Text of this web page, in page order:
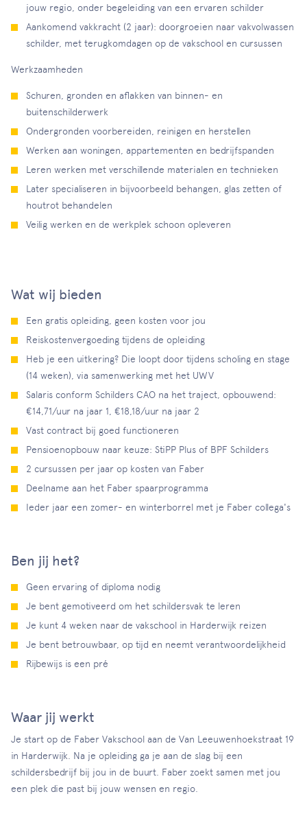
jouw regio, onder begeleiding van een ervaren schilder
Aankomend vakkracht (2 jaar): doorgroeien naar vakvolwassen
schilder, met terugkomdagen op de vakschool en cursussen
Werkzaamheden
Schuren, gronden en aflakken van binnen- en
buitenschilderwerk
Ondergronden voorbereiden, reinigen en herstellen
Werken aan woningen, appartementen en bedrijfspanden
Leren werken met verschillende materialen en technieken
Later specialiseren in bijvoorbeeld behangen, glas zetten of
houtrot behandelen
Veilig werken en de werkplek schoon opleveren
Wat wij bieden
Een gratis opleiding, geen kosten voor jou
Reiskostenvergoeding tijdens de opleiding
Heb je een uitkering? Die loopt door tijdens scholing en stage
(14 weken), via samenwerking met het UWV
Salaris conform Schilders CAO na het traject, opbouwend:
€14,71/uur na jaar 1, €18,18/uur na jaar 2
Vast contract bij goed functioneren
Pensioenopbouw naar keuze: StiPP Plus of BPF Schilders
2 cursussen per jaar op kosten van Faber
Deelname aan het Faber spaarprogramma
Ieder jaar een zomer- en winterborrel met je Faber collega's
Ben jij het?
Geen ervaring of diploma nodig
Je bent gemotiveerd om het schildersvak te leren
Je kunt 4 weken naar de vakschool in Harderwijk reizen
Je bent betrouwbaar, op tijd en neemt verantwoordelijkheid
Rijbewijs is een pré
Waar jij werkt
Je start op de Faber Vakschool aan de Van Leeuwenhoekstraat 19
in Harderwijk. Na je opleiding ga je aan de slag bij een
schildersbedrijf bij jou in de buurt. Faber zoekt samen met jou
een plek die past bij jouw wensen en regio.